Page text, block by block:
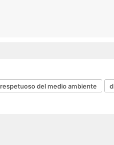
respetuoso del medio ambiente